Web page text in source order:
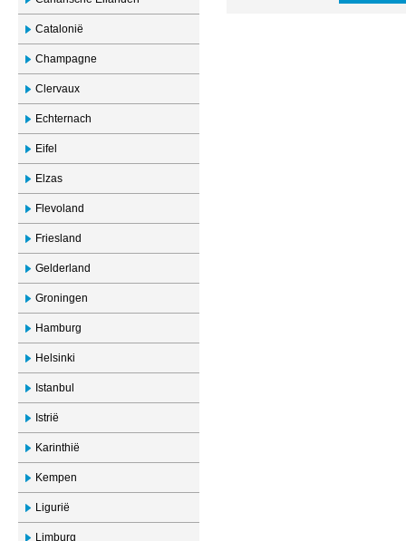
Catalonië
Champagne
Clervaux
Echternach
Eifel
Elzas
Flevoland
Friesland
Gelderland
Groningen
Hamburg
Helsinki
Istanbul
Istrië
Karinthië
Kempen
Ligurië
Limburg